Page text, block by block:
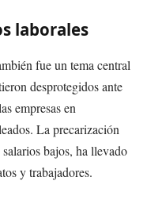
laborales
fue un tema central
desprotegidos ante
empresas en
La precarización
bajos, ha llevado
y trabajadores.